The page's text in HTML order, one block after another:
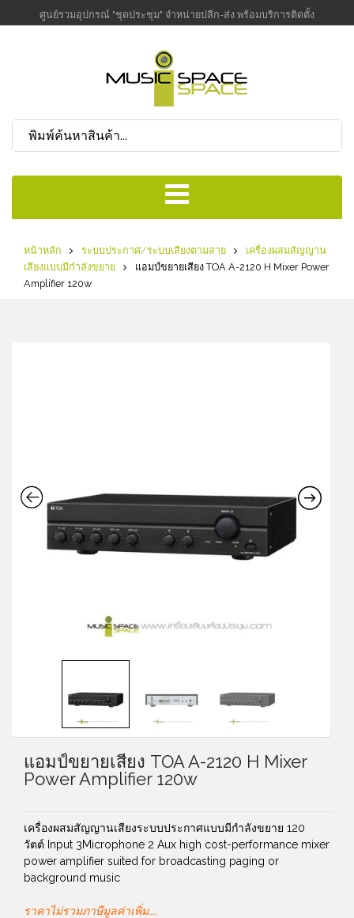
ศูนย์รวมอุปกรณ์ "ชุดประชุม" จำหน่ายปลีก-ส่ง พร้อมบริการติดตั้ง
หน้าหลัก ระบบประกาศ/ระบบเสียงตามสาย
เครื่องผสมสัญญาน
เสียงแบบมีกำลังขยาย
แอมป์ขยายเสียง TOA A-2120 H Mixer Power
Amplifier 120w
แอมป์ขยายเสียง TOA A-2120 H Mixer
Power Amplifier 120w
เครื่องผสมสัญญานเสียงระบบประกาศแบบมีกำลังขยาย 120
วัตต์ Input 3Microphone 2 Aux high cost-performance mixer
power amplifier suited for broadcasting paging or
background music
ราคาไม่รวมภาษีมูลค่าเพิ่ม…..